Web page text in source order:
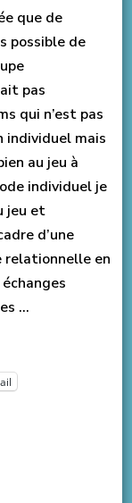
que de
possible de
pas
qui n’est pas
individuel mais
au jeu à
individuel je
jeu et
d’une
relationnelle en
…